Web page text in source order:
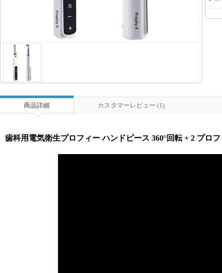
商品詳細 カスタマーレビュー (1)
歯科用電気衛生プロフィー ハンドピース 360°回転 + 2 プロ